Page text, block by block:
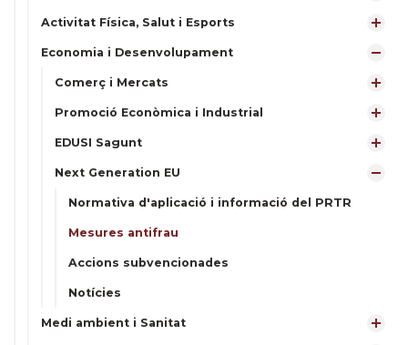
Activitat Física, Salut i Esports
Economia i Desenvolupament
Comerç i Mercats
Promoció Econòmica i Industrial
EDUSI Sagunt
Next Generation EU
Normativa d'aplicació i informació del PRTR
Mesures antifrau
Accions subvencionades
Notícies
Medi ambient i Sanitat